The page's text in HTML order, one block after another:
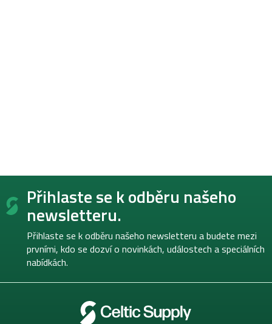
Z
Přihlaste se k odběru našeho
newsletteru.
Přihlaste se k odběru našeho newsletteru a budete mezi
prvními, kdo se dozví o novinkách, událostech a speciálních
nabídkách.